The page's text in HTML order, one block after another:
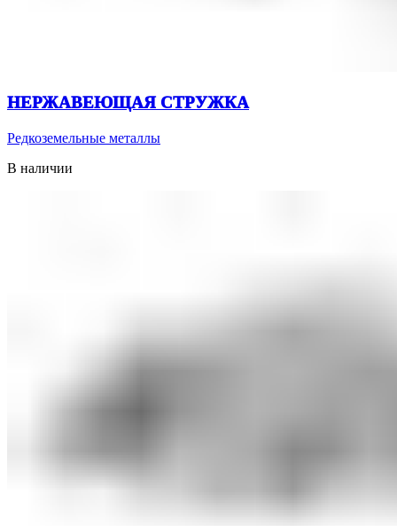
НЕРЖАВЕЮЩАЯ СТРУЖКА
Редкоземельные металлы
В наличии